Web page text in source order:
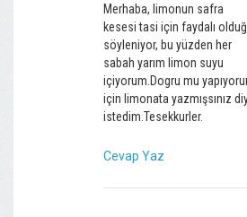
Merhaba, limonun safra
kesesi tasi için faydalı
söyleniyor, bu yüzden her
sabah yarım limon suyu
içiyorum.Dogru mu
için limonata yazmışsınız
istedim.Tesekkurler.
Cevap Yaz